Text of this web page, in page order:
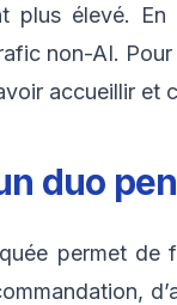
plus élevé.
non-AI.
accueillir et
duo
permet